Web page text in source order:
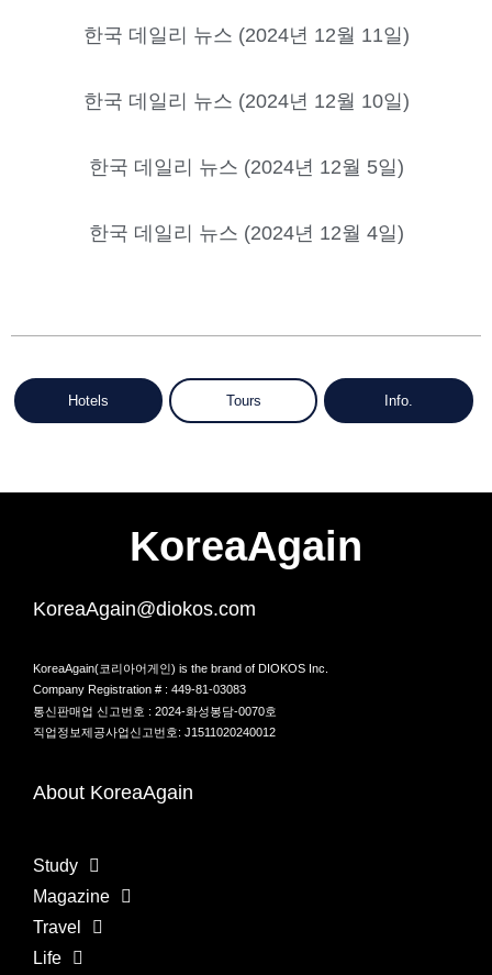
한국 데일리 뉴스 (2024년 12월 11일)
한국 데일리 뉴스 (2024년 12월 10일)
한국 데일리 뉴스 (2024년 12월 5일)
한국 데일리 뉴스 (2024년 12월 4일)
Hotels Tours Info.
KoreaAgain
KoreaAgain@diokos.com
KoreaAgain(코리아어게인) is the brand of DIOKOS Inc.
Company Registration # : 449-81-03083
통신판매업 신고번호 : 2024-화성봉담-0070호
직업정보제공사업신고번호: J1511020240012
About KoreaAgain
Study
Magazine
Travel
Life